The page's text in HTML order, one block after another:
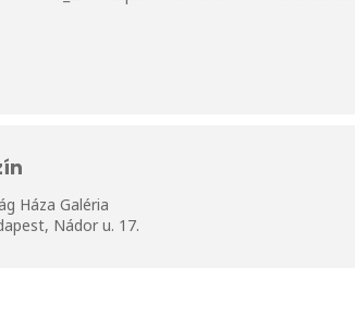
Háza Galéria
Nádor u. 17.